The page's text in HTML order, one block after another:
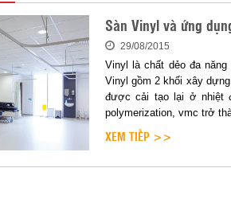
Sàn Vinyl và ứng
29/08/2015
Vinyl là chất dẻo đa
Vinyl gồm 2 khối xây
được cải tạo lại ở nhiệt
polymerization, vmc trở
và đa năng nhất.
XEM TIẾP >>